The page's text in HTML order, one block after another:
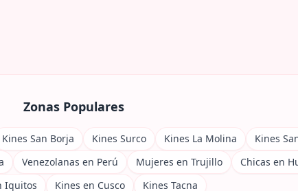
Zonas Populares
Kines San Borja Kines Surco Kines La Molina
Kines
Venezolanas en Perú Mujeres en Trujillo
Chicas en
Iquitos
Kines en Cusco Kines Tacna